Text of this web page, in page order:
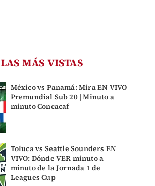
LAS MÁS VISTAS
México vs Panamá: Mira EN VIVO
Premundial Sub 20 | Minuto a
minuto Concacaf
Toluca vs Seattle Sounders EN
VIVO: Dónde VER minuto a
minuto de la Jornada 1 de
Leagues Cup